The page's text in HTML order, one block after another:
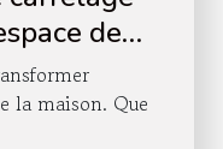
de
la maison. Que